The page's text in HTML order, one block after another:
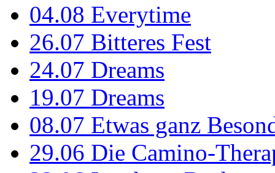
04.08 Everytime
26.07 Bitteres Fest
24.07 Dreams
19.07 Dreams
08.07 Etwas ganz
29.06 Die Camino-